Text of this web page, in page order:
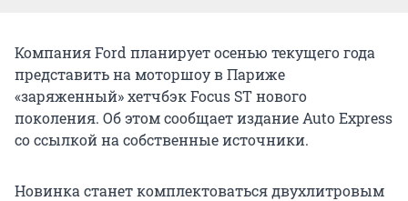
Компания Ford планирует осенью текущего года
представить на моторшоу в Париже
«заряженный» хетчбэк Focus ST нового
поколения. Об этом сообщает издание Auto Express
со ссылкой на собственные источники.
Новинка станет комплектоваться двухлитровым